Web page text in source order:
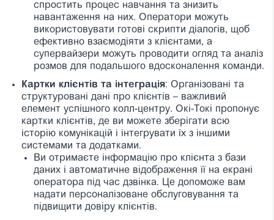
спростить процес навчання та знизить
навантаження на них. Оператори можуть
використовувати готові скрипти діалогів, щоб
ефективно взаємодіяти з клієнтами, а
супервайзери можуть проводити огляд та аналіз
розмов для подальшого вдосконалення команди.
Картки клієнтів та інтеграція: Організовані та
структуровані дані про клієнтів – важливий
елемент успішного колл-центру. Окі-Токі пропонує
картки клієнтів, де ви можете зберігати всю
історію комунікацій і інтегрувати їх з іншими
системами та додатками.
Ви отримаєте інформацію про клієнта з бази
даних і автоматичне відображення її на екрані
оператора під час дзвінка. Це допоможе вам
надати персоналізоване обслуговування та
підвищити довіру клієнтів.